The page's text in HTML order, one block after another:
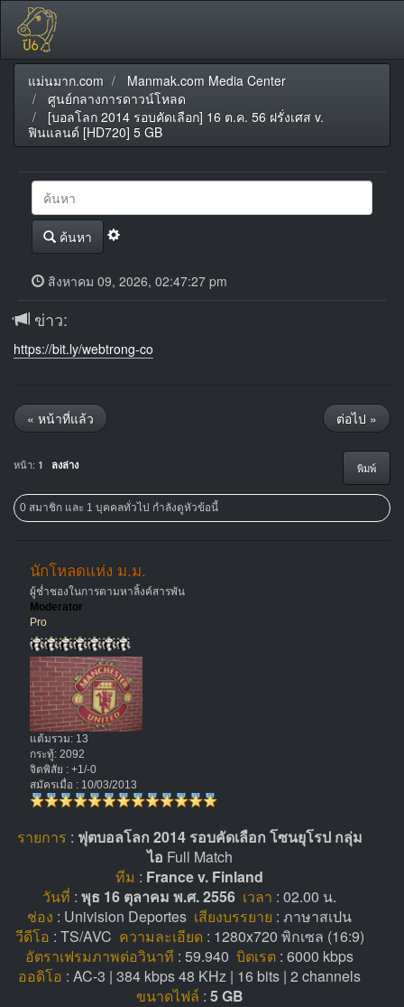
แม่นมาก.com
Manmak.com Media Center
ศูนย์กลางการดาวน์โหลด
[บอลโลก 2014 รอบคัดเลือก] 16 ต.ค. 56 ฝรั่งเศส v.
ฟินแลนด์ [HD720] 5 GB
ค้นหา
สิงหาคม 09, 2026, 02:47:27 pm
ข่าว:
https://bit.ly/webtrong-co
« หน้าที่แล้ว ต่อไป »
พิมพ์
หน้า: 1 ลงล่าง
0 สมาชิก และ 1 บุคคลทั่วไป กำลังดูหัวข้อนี้
นักโหลดแห่ง ม.ม.
ผู้ช่ำชองในการตามหาลิ้งค์สารพัน
Moderator
Pro
แต้มรวม: 13
กระทู้: 2092
จิตพิสัย : +1/-0
สมัครเมื่อ : 10/03/2013
รายการ : ฟุตบอลโลก 2014 รอบคัดเลือก โซนยุโรป กลุ่ม
ไอ Full Match
ทีม : France v. Finland
วันที่ : พุธ 16 ตุลาคม พ.ศ. 2556 เวลา : 02.00 น.
ช่อง : Univision Deportes เสียงบรรยาย : ภาษาสเปน
วีดีโอ : TS/AVC ความละเอียด : 1280x720 พิกเซล (16:9)
อัตราเฟรมภาพต่อวินาที : 59.940 บิตเรต : 6000 kbps
ออดิโอ : AC-3 | 384 kbps 48 KHz | 16 bits | 2 channels
ขนาดไฟล์ : 5 GB